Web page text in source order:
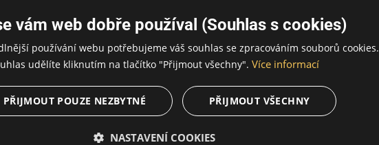
vám web dobře používal (Souhlas s cookies)
používání webu potřebujeme váš souhlas se zpracováním souborů cookies.
udělíte kliknutím na tlačítko "Přijmout všechny". Více informací
PŘIJMOUT VŠECHNY
PŘIJMOUT POUZE NEZBYTNÉ
NASTAVENÍ COOKIES